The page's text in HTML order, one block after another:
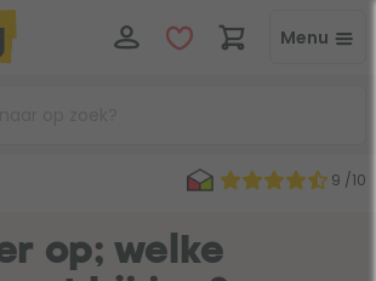
Menu
9 /10
op; welke